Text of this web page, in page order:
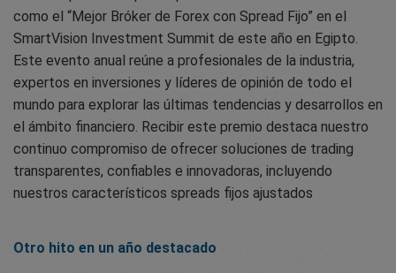
como el “Mejor Bróker de Forex con Spread Fijo” en el
SmartVision Investment Summit de este año en Egipto.
Este evento anual reúne a profesionales de la industria,
expertos en inversiones y líderes de opinión de todo el
mundo para explorar las últimas tendencias y desarrollos en
el ámbito financiero. Recibir este premio destaca nuestro
continuo compromiso de ofrecer soluciones de trading
transparentes, confiables e innovadoras, incluyendo
nuestros característicos spreads fijos ajustados
Otro hito en un año destacado